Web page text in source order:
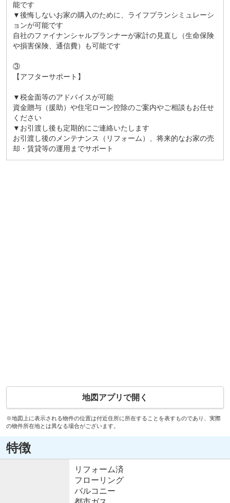
能です
▼後悔しないお家の購入のために、ライフプランシミュレーシ
ョンが可能です
自社のファイナンシャルプランナーが家計の見直し（生命保険
や損害保険、通信費）も可能です
③
【アフターサポート】
▼税金面等のアドバイスが可能
資金贈与（援助）や住宅ローン控除のご案内やご相談もお任せ
ください
▼お引渡し後も定期的にご連絡いたします
お引渡し後のメンテナンス（リフォーム）、将来的なお家の売
却・賃貸等の運用までサポート
地図アプリで開く
※地図上に表示される物件の位置は付近住所に所在することを表すものであり、実際
の物件所在地とは異なる場合がございます。
特徴
リフォーム済
フローリング
バルコニー